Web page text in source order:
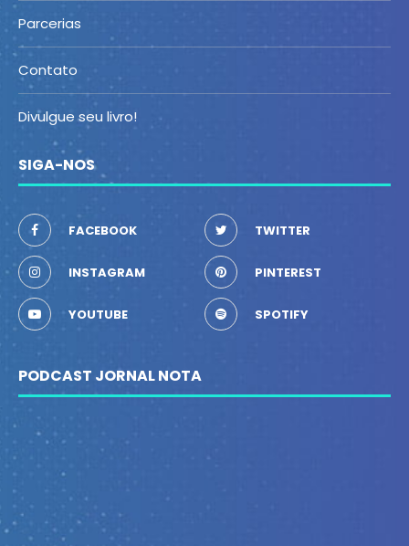
Parcerias
Contato
Divulgue seu livro!
SIGA-NOS
FACEBOOK TWITTER
INSTAGRAM PINTEREST
YOUTUBE SPOTIFY
PODCAST JORNAL NOTA